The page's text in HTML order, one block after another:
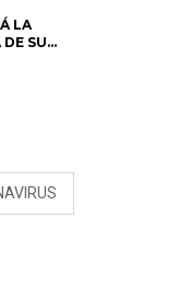
LA
SU